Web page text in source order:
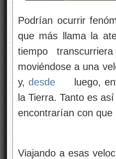
Podrían ocurrir
que más llama la
tiempo
moviéndose a una
y,desde
luego,
la Tierra. Tanto es
encontrarían con
Viajando a esas